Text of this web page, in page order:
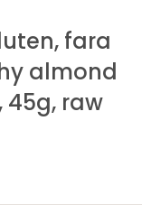
fara
almond
45g, raw